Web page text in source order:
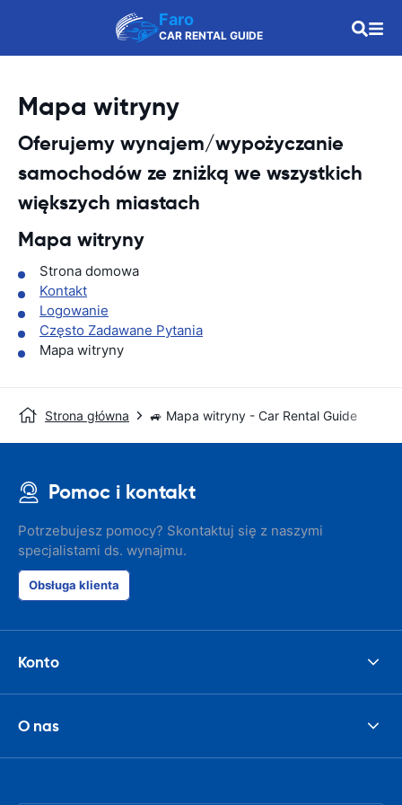
Faro
CAR RENTAL GUIDE
Mapa witryny
Oferujemy wynajem/wypożyczanie
samochodów ze zniżką we wszystkich
większych miastach
Mapa witryny
Strona domowa
Kontakt
Logowanie
Często Zadawane Pytania
Mapa witryny
Strona główna 🚙 Mapa witryny - Car Rental Guide
Pomoc i kontakt
Potrzebujesz pomocy? Skontaktuj się z naszymi
specjalistami ds. wynajmu.
Obsługa klienta
Konto
O nas